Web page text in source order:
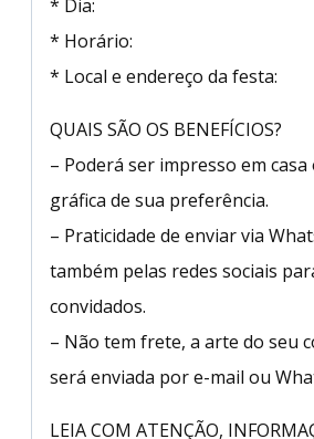
* Dia:
* Horário:
* Local e endereço da festa:
QUAIS SÃO OS BENEFÍCIOS?
– Poderá ser impresso em casa
gráfica de sua preferência.
– Praticidade de enviar via
também pelas redes sociais
convidados.
– Não tem frete, a arte do seu
será enviada por e-mail ou
LEIA COM ATENÇÃO,